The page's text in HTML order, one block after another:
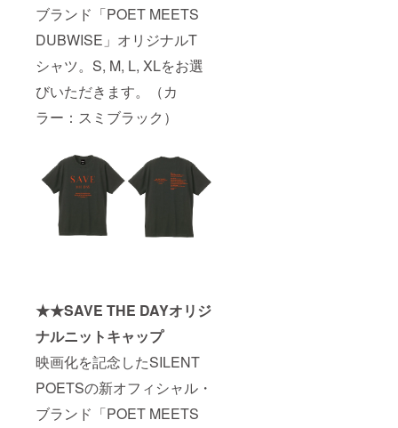
ブランド「POET MEETS
DUBWISE」オリジナルT
シャツ。S, M, L, XLをお選
びいただきます。（カ
ラー：スミブラック）
★★SAVE THE DAYオリジ
ナルニットキャップ
映画化を記念したSILENT
POETSの新オフィシャル・
ブランド「POET MEETS